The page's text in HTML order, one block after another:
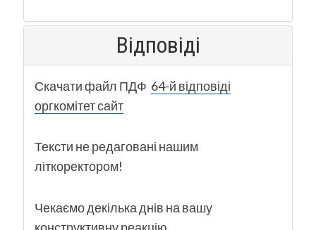
Відповіді
Скачати файл ПДФ 64-й відповіді
оргкомітет сайт
Тексти не редаговані нашим
літкоректором!
Чекаємо декілька днів на вашу